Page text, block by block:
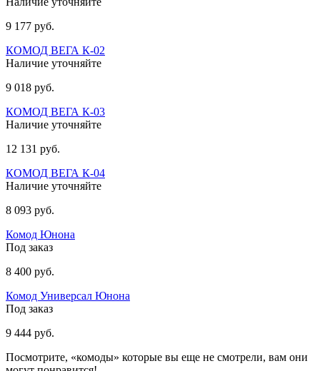
9 177 руб.
КОМОД ВЕГА К-02
Наличие уточняйте
9 018 руб.
КОМОД ВЕГА К-03
Наличие уточняйте
12 131 руб.
КОМОД ВЕГА К-04
Наличие уточняйте
8 093 руб.
Комод Юнона
Под заказ
8 400 руб.
Комод Универсал Юнона
Под заказ
9 444 руб.
Посмотрите, «комоды» которые вы еще не смотрели, вам они